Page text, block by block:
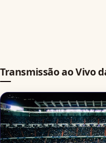
Transmissão ao Vivo